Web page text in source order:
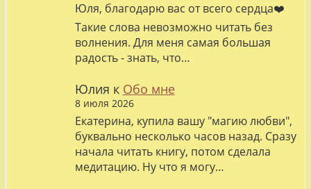
Юля, благодарю вас от всего сердца❤️
Такие слова невозможно читать без
волнения. Для меня самая большая
радость - знать, что…
Юлия к Обо мне
8 июля 2026
Екатерина, купила вашу "магию любви",
буквально несколько часов назад. Сразу
начала читать книгу, потом сделала
медитацию. Ну что я могу…